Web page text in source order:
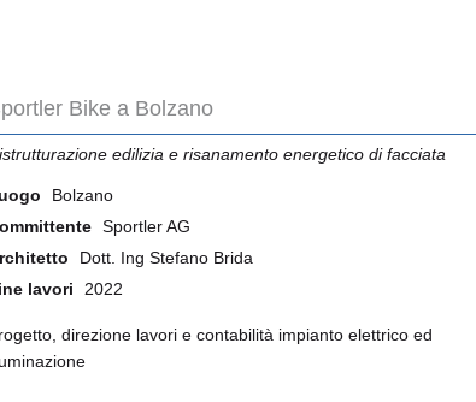
Bike a Bolzano
edilizia e risanamento energetico di facciata
Bolzano
Sportler AG
Dott. Ing Stefano Brida
lavori
2022
direzione lavori e contabilità impianto elettrico ed